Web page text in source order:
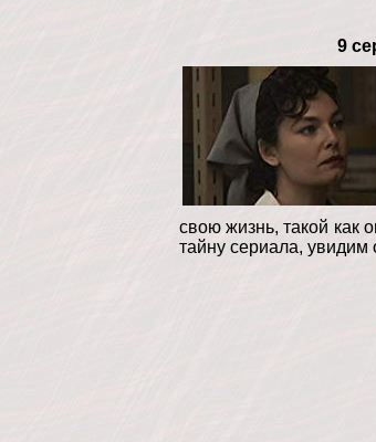
9
свою жизнь, такой как
тайну сериала, увидим